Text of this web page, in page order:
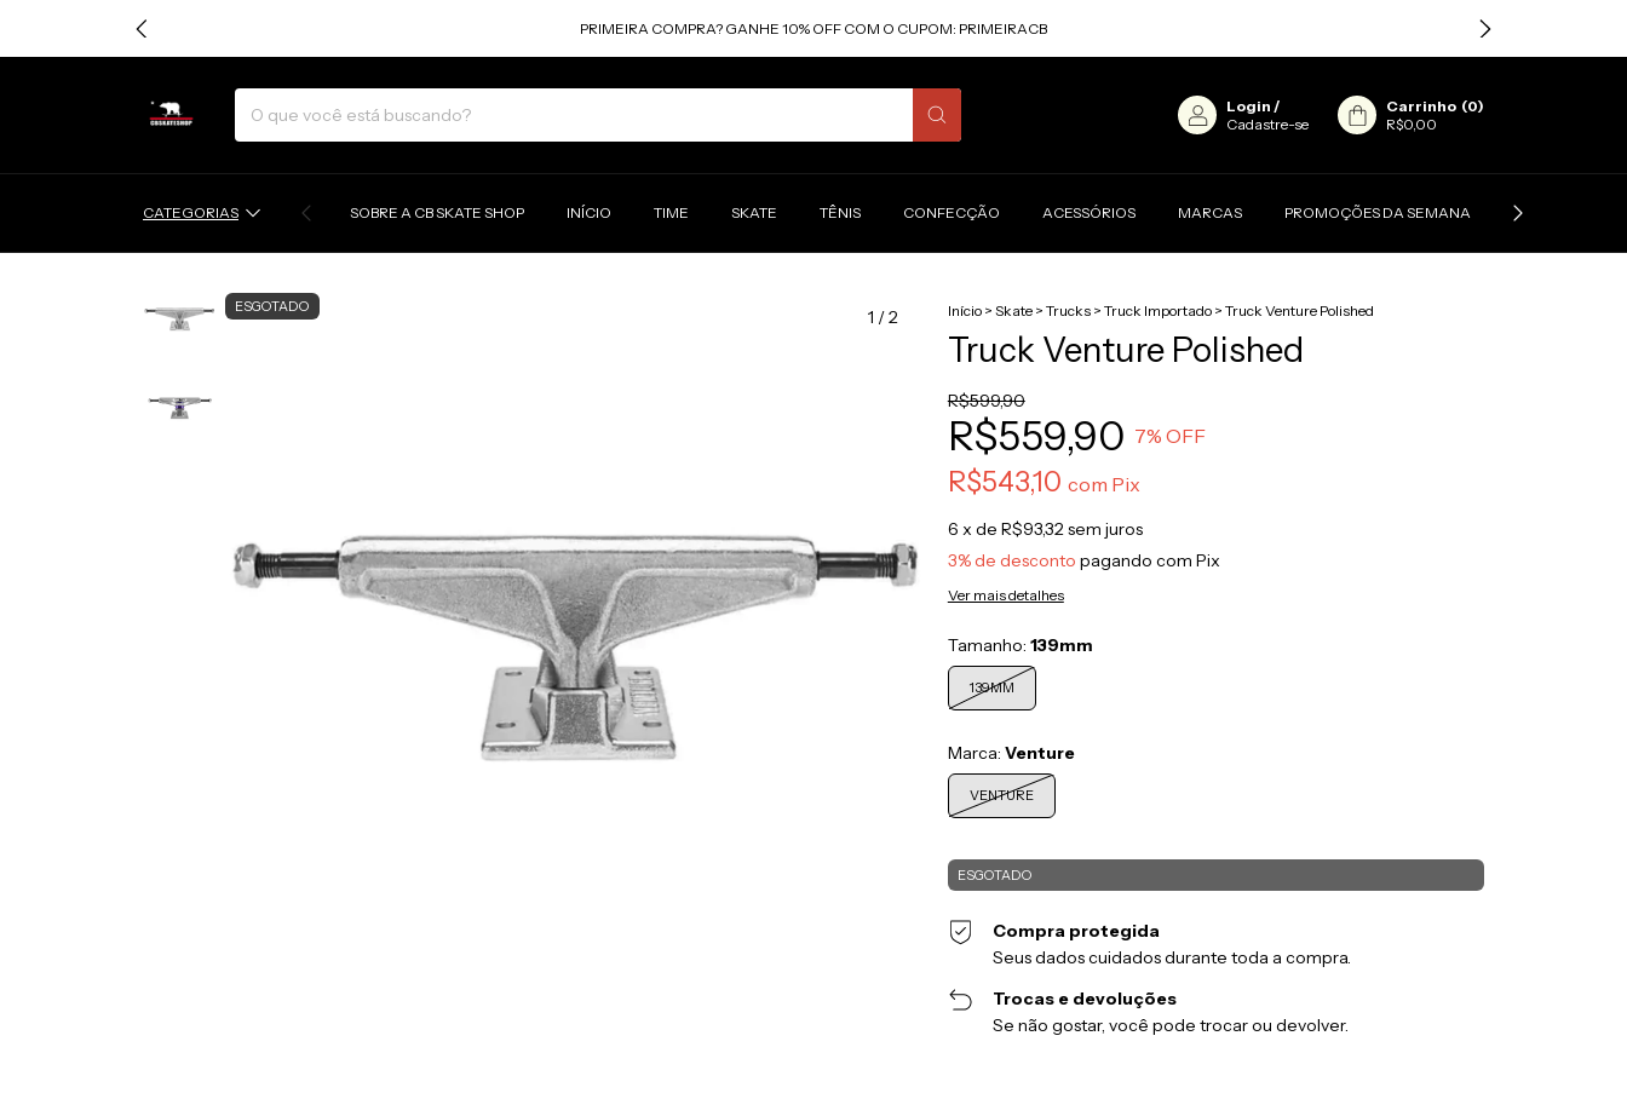
PRIMEIRA COMPRA? GANHE 10% OFF COM O CUPOM: PRIMEIRACB
Login /
Cadastre-se
Carrinho (0)
R$0,00
CATEGORIAS SOBRE A CB SKATE SHOP INÍCIO TIME SKATE TÊNIS CONFECÇÃO ACESSÓRIOS MARCAS PROMOÇÕES DA SEMANA CONTATO
ESGOTADO 1 /2 Início > Skate > Trucks > Truck Importado > Truck Venture Polished
Truck Venture Polished
R$599,90
R$559,90 7% OFF
R$543,10 com Pix
6 x de R$93,32sem juros
3% de desconto pagando com Pix
Ver mais detalhes
Tamanho: 139mm
139MM
Marca: Venture
VENTURE
Compra protegida
Seus dados cuidados durante toda a compra.
Trocas e devoluções
Se não gostar, você pode trocar ou devolver.